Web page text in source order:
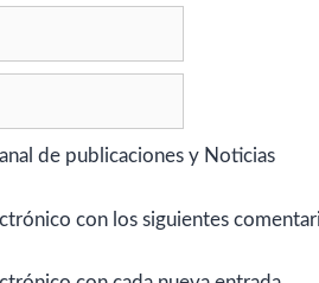
de publicaciones y Noticias
con los siguientes